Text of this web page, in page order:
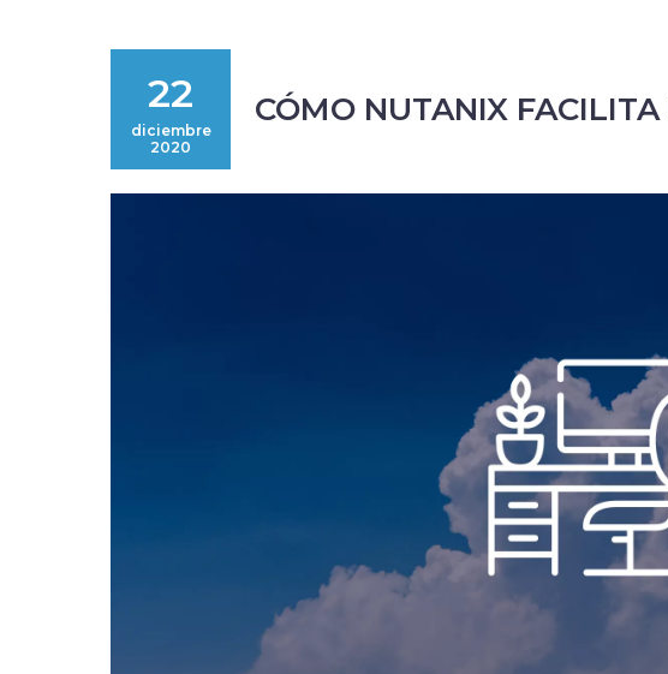
22
diciembre
2020
CÓMO NUTANIX